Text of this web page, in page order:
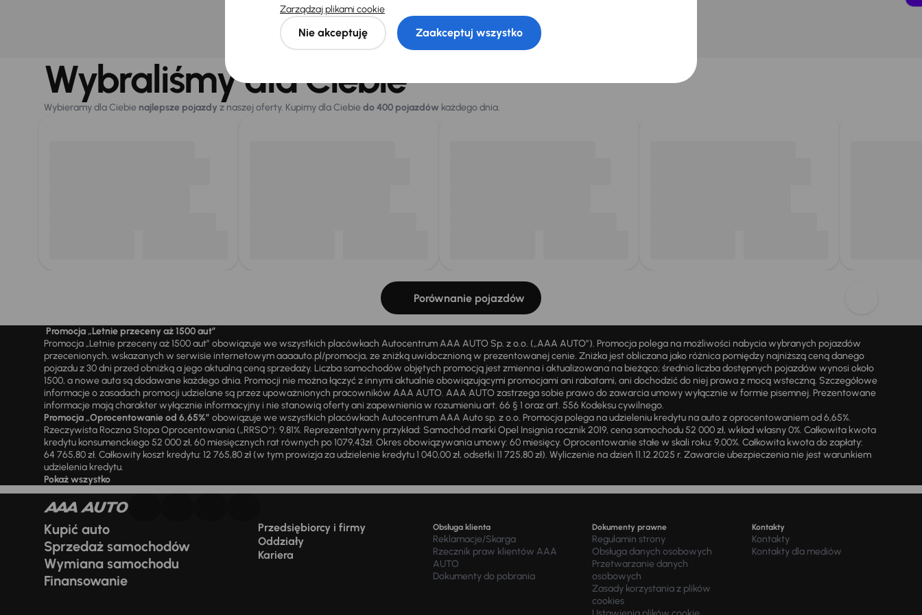
Najniższa cena z
30 dni przed
obniżką
40 900 zł
Cena po obniżce
37 500 zł
Wybraliśmy dla Ciebie
Wybieramy dla Ciebie najlepsze pojazdy z naszej oferty. Kupimy dla Ciebiedo 400 pojazdów każdego dnia.
Porównanie pojazdów
Promocja „Letnie przeceny aż 1500 aut”
Promocja „Letnie przeceny aż 1500 aut” obowiązuje we wszystkich placówkach Autocentrum AAA AUTO Sp. z o.o. („AAA AUTO”). Promocja polega na możliwości nabycia wybranych pojazdów
przecenionych, wskazanych w serwisie internetowym aaaauto.pl/promocja, ze zniżką uwidocznioną w prezentowanej cenie. Zniżka jest obliczana jako różnica pomiędzy najniższą ceną danego
pojazdu z 30 dni przed obniżką a jego aktualną ceną sprzedaży. Liczba samochodów objętych promocją jest zmienna i aktualizowana na bieżąco; średnia liczba dostępnych pojazdów wynosi około
1500, a nowe auta są dodawane każdego dnia. Promocji nie można łączyć z innymi aktualnie obowiązującymi promocjami ani rabatami, ani dochodzić do niej prawa z mocą wsteczną. Szczegółowe
informacje o zasadach promocji udzielane są przez upoważnionych pracowników AAA AUTO. AAA AUTO zastrzega sobie prawo do zawarcia umowy wyłącznie w formie pisemnej. Prezentowane
informacje mają charakter wyłącznie informacyjny i nie stanowią oferty ani zapewnienia w rozumieniu art. 66 § 1 oraz art. 556 Kodeksu cywilnego.
Promocja „Oprocentowanie od 6,65%” obowiązuje we wszystkich placówkach Autocentrum AAA Auto sp. z o.o. Promocja polega na udzieleniu kredytu na auto z oprocentowaniem od 6,65%.
Rzeczywista Roczna Stopa Oprocentowania („RRSO“): 9,81%. Reprezentatywny przykład: Samochód marki Opel Insignia rocznik 2019, cena samochodu 52 000 zł, wkład własny 0%. Całkowita kwota
kredytu konsumenckiego 52 000 zł, 60 miesięcznych rat równych po 1079,43zł. Okres obowiązywania umowy: 60 miesięcy. Oprocentowanie stałe w skali roku: 9,00%. Całkowita kwota do zapłaty:
64 765,80 zł. Całkowity koszt kredytu: 12 765,80 zł (w tym prowizja za udzielenie kredytu 1 040,00 zł, odsetki 11 725,80 zł). Wyliczenie na dzień 11.12.2025 r. Zawarcie ubezpieczenia nie jest warunkiem
udzielenia kredytu.
Pokaż wszystko
Kupić auto
Sprzedaż samochodów
Wymiana samochodu
Finansowanie
Przedsiębiorcy i firmy
Oddziały
Kariera
Obsługa klienta
Reklamacje/Skarga
Rzecznik praw klientów AAA
AUTO
Dokumenty do pobrania
Dokumenty prawne
Regulamin strony
Obsługa danych osobowych
Przetwarzanie danych
osobowych
Zasady korzystania z plików
cookies
Kontakty
Kontakty
Kontakty dla mediów
Zarządzaj plikami cookie
Nie akceptuję Zaakceptuj wszystko